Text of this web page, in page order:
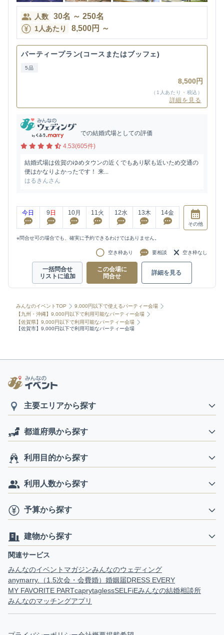
人数 30名 ～ 250名
1人あたり 8,500円 ～
パーティープラン(コースまたはブッフェ)
5品
8,500円
（1人あたり・税込）
詳細を見る
での結婚式場としての評価
4.53(605件)
結婚式場は佐賀のゆめタウンの近くでもあり駅も近いため交通の
便はかなりよかったです！ 来...
はるきんさん
今日 9 日 10月 11火 12水 13木 14金
その他
※問合せ可の場合でも、確実に予約できるわけではありません。
空き枠あり 要相談 空き枠なし
一括問合せ
リストに追加
この会場に
問合せ
詳細を見る
みんなのイベントTOP
9,000円以下で使えるパーティー会場
【九州・沖縄】9,000円以下で利用可能なパーティー会場
【佐賀県】9,000円以下で利用可能なパーティー会場
【佐賀市】9,000円以下で利用可能なパーティー会場
主要エリアから探す
都道府県から探す
利用目的から探す
利用人数から探す
予算から探す
建物から探す
関連サービス
みんなのイベントマガジンみんなのウェディング
anymarry.（1.5次会・会費婚） 婚姻届DRESS EVERY
MY FAVORITE PARTcaprytaglessSELFiEみんなの結婚相談所
みんなのマッチングアプリ